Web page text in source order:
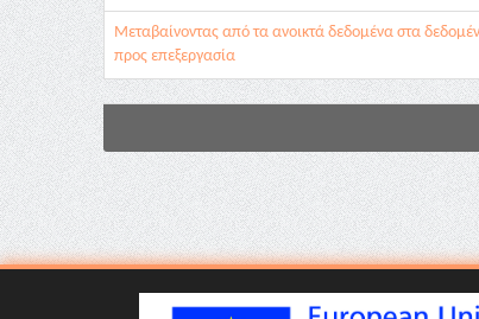
Μεταβαίνοντας από τα ανοικτά δεδομένα στα
προς επεξεργασία